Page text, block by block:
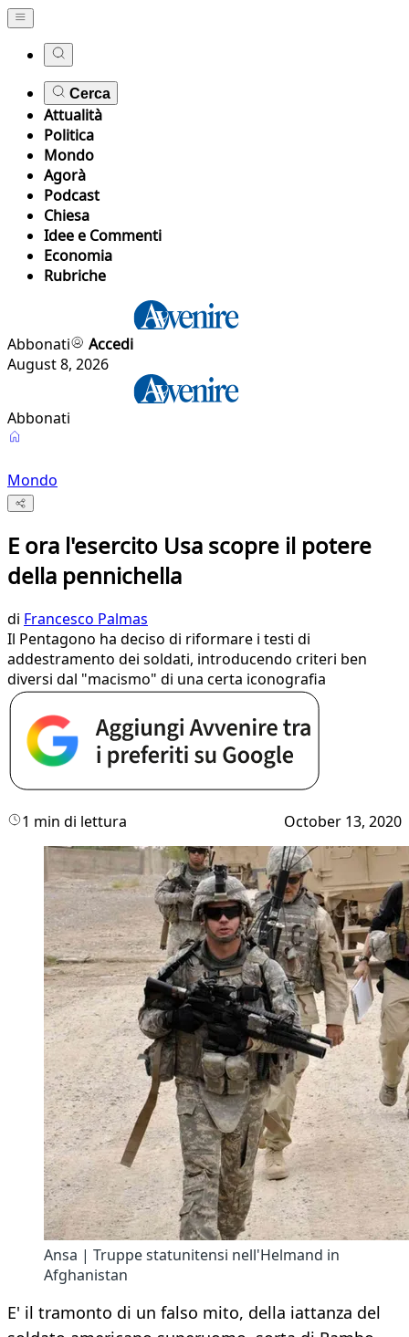
Cerca
Attualità
Politica
Mondo
Agorà
Podcast
Chiesa
Idee e Commenti
Economia
Rubriche
Abbonati
Accedi
August 8, 2026
Abbonati
Mondo
E ora l'esercito Usa scopre il potere
della pennichella
di Francesco Palmas
Il Pentagono ha deciso di riformare i testi di
addestramento dei soldati, introducendo criteri ben
diversi dal "macismo" di una certa iconografia
1 min di lettura October 13, 2020
Ansa | Truppe statunitensi nell'Helmand in
Afghanistan
E' il tramonto di un falso mito, della iattanza del